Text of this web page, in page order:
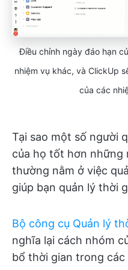
Điều chỉnh ngày đáo hạn
nhiệm vụ khác, và ClickUp
của các
Tại sao một số người
của họ tốt hơn những
thường nằm ở việc
giúp bạn quản lý thời
Bộ công cụ Quản lý
nghĩa lại cách nhóm
bổ thời gian trong các